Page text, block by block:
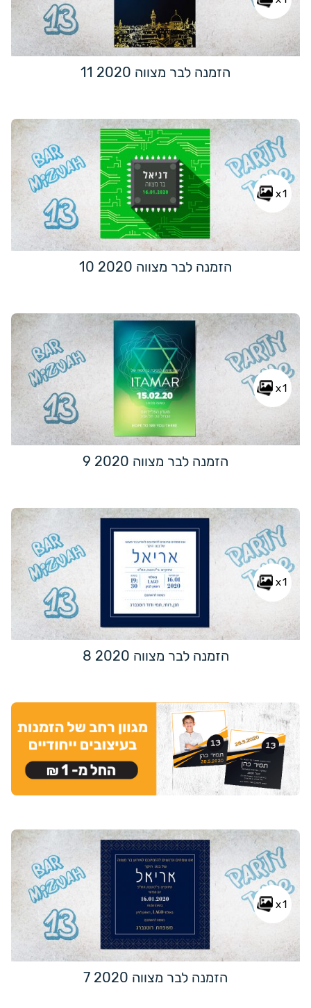
הזמנה לבר מצווה 2020 11
x1
הזמנה לבר מצווה 2020 10
x1
הזמנה לבר מצווה 2020 9
x1
הזמנה לבר מצווה 2020 8
x1
הזמנה לבר מצווה 2020 7